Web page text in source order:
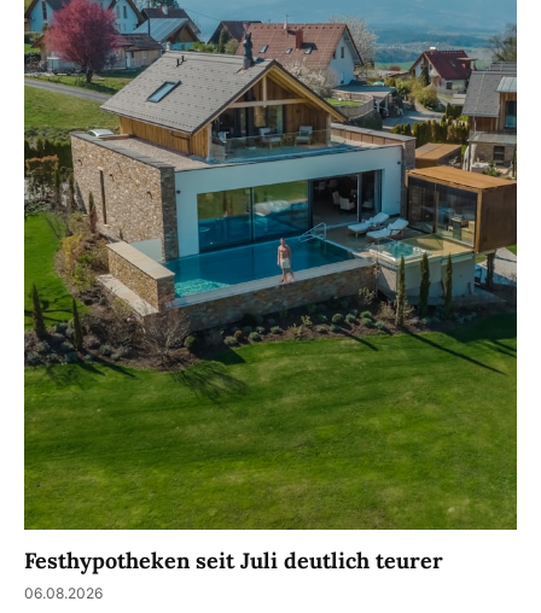
Festhypotheken seit Juli deutlich teurer
06.08.2026